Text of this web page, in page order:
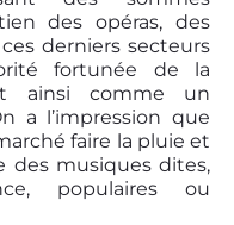
des opéras, des
derniers secteurs
fortunée de la
ainsi comme un
a l’impression que
faire la pluie et
des musiques dites,
populaires ou